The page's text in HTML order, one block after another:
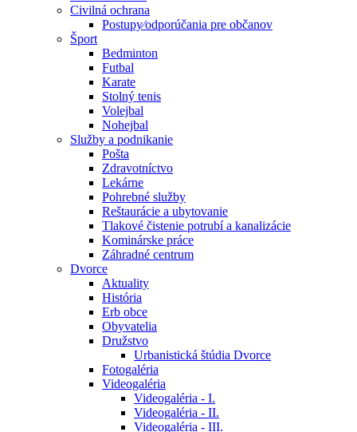
Civilná ochrana
Postupy⁄odporúčania pre občanov
Šport
Bedminton
Futbal
Karate
Stolný tenis
Volejbal
Nohejbal
Služby a podnikanie
Pošta
Zdravotníctvo
Lekárne
Pohrebné služby
Reštaurácie a ubytovanie
Tlakové čistenie potrubí a kanalizácie
Kominárske práce
Záhradné centrum
Dvorce
Aktuality
História
Erb obce
Obyvatelia
Družstvo
Urbanistická štúdia Dvorce
Fotogaléria
Videogaléria
Videogaléria - I.
Videogaléria - II.
Videogaléria - III.